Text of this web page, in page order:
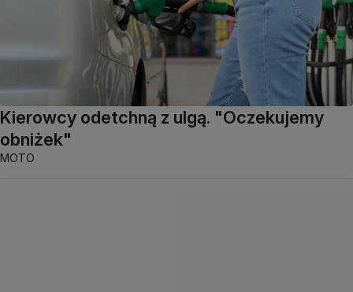
Kierowcy odetchną z ulgą. "Oczekujemy
obniżek"
MOTO